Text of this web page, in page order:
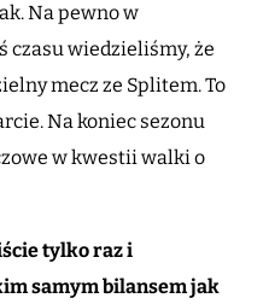
Na pewno w
czasu wiedzieliśmy, że
mecz ze Splitem. To
Na koniec sezonu
w kwestii walki o
tylko raz i
samym bilansem jak